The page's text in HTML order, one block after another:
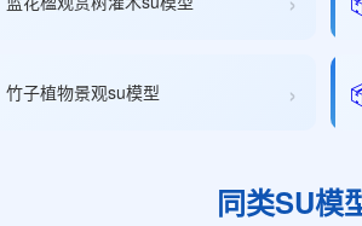
竹子植物景观su模型 ›
同类SU模